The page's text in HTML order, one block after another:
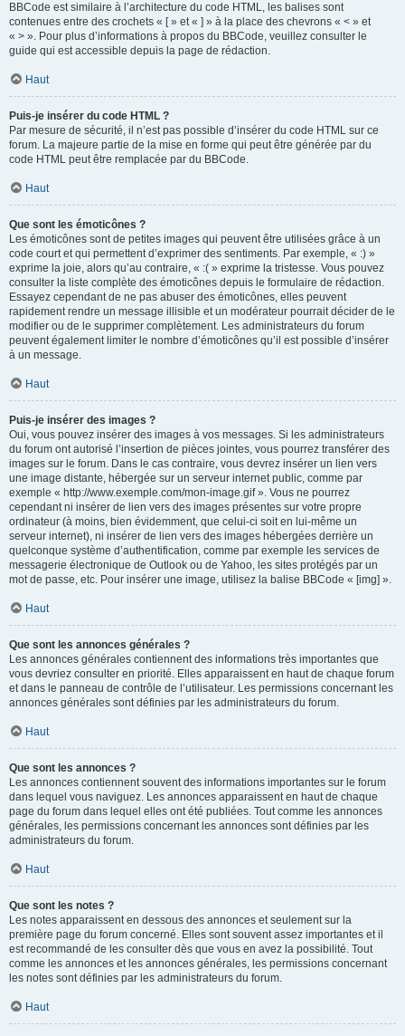
BBCode est similaire à l’architecture du code HTML, les balises sont
contenues entre des crochets « [ » et « ] » à la place des chevrons « < » et
« > ». Pour plus d’informations à propos du BBCode, veuillez consulter le
guide qui est accessible depuis la page de rédaction.
Haut
Puis-je insérer du code HTML ?
Par mesure de sécurité, il n’est pas possible d’insérer du code HTML sur ce
forum. La majeure partie de la mise en forme qui peut être générée par du
code HTML peut être remplacée par du BBCode.
Haut
Que sont les émoticônes ?
Les émoticônes sont de petites images qui peuvent être utilisées grâce à un
code court et qui permettent d’exprimer des sentiments. Par exemple, « :) »
exprime la joie, alors qu’au contraire, « :( » exprime la tristesse. Vous pouvez
consulter la liste complète des émoticônes depuis le formulaire de rédaction.
Essayez cependant de ne pas abuser des émoticônes, elles peuvent
rapidement rendre un message illisible et un modérateur pourrait décider de le
modifier ou de le supprimer complètement. Les administrateurs du forum
peuvent également limiter le nombre d’émoticônes qu’il est possible d’insérer
à un message.
Haut
Puis-je insérer des images ?
Oui, vous pouvez insérer des images à vos messages. Si les administrateurs
du forum ont autorisé l’insertion de pièces jointes, vous pourrez transférer des
images sur le forum. Dans le cas contraire, vous devrez insérer un lien vers
une image distante, hébergée sur un serveur internet public, comme par
exemple « http://www.exemple.com/mon-image.gif ». Vous ne pourrez
cependant ni insérer de lien vers des images présentes sur votre propre
ordinateur (à moins, bien évidemment, que celui-ci soit en lui-même un
serveur internet), ni insérer de lien vers des images hébergées derrière un
quelconque système d’authentification, comme par exemple les services de
messagerie électronique de Outlook ou de Yahoo, les sites protégés par un
mot de passe, etc. Pour insérer une image, utilisez la balise BBCode « [img] ».
Haut
Que sont les annonces générales ?
Les annonces générales contiennent des informations très importantes que
vous devriez consulter en priorité. Elles apparaissent en haut de chaque forum
et dans le panneau de contrôle de l’utilisateur. Les permissions concernant les
annonces générales sont définies par les administrateurs du forum.
Haut
Que sont les annonces ?
Les annonces contiennent souvent des informations importantes sur le forum
dans lequel vous naviguez. Les annonces apparaissent en haut de chaque
page du forum dans lequel elles ont été publiées. Tout comme les annonces
générales, les permissions concernant les annonces sont définies par les
administrateurs du forum.
Haut
Que sont les notes ?
Les notes apparaissent en dessous des annonces et seulement sur la
première page du forum concerné. Elles sont souvent assez importantes et il
est recommandé de les consulter dès que vous en avez la possibilité. Tout
comme les annonces et les annonces générales, les permissions concernant
les notes sont définies par les administrateurs du forum.
Haut